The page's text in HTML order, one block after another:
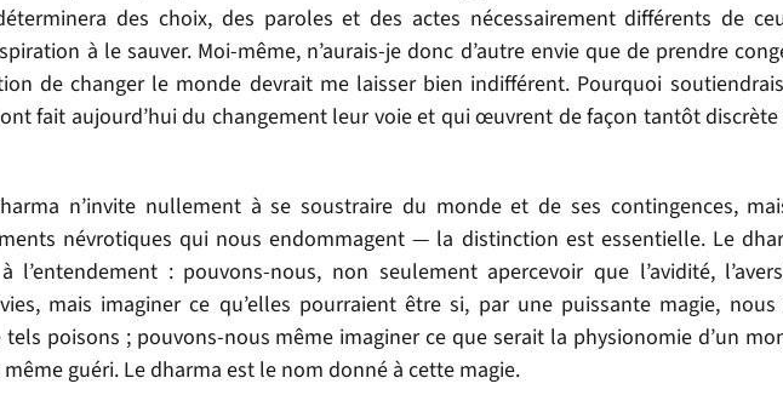
des choix, des paroles et des actes nécessairement différents de
à le sauver. Moi-même, n’aurais-je donc d’autre envie que de prendre
de changer le monde devrait me laisser bien indifférent. Pourquoi
fait aujourd’hui du changement leur voie et qui œuvrent de façon tantôt
n’invite nullement à se soustraire du monde et de ses contingences,
névrotiques qui nous endommagent — la distinction est essentielle. Le
l’entendement : pouvons-nous, non seulement apercevoir que l’avidité,
mais imaginer ce qu’elles pourraient être si, par une puissante magie, nous
poisons ; pouvons-nous même imaginer ce que serait la physionomie d’un
guéri. Le dharma est le nom donné à cette magie.